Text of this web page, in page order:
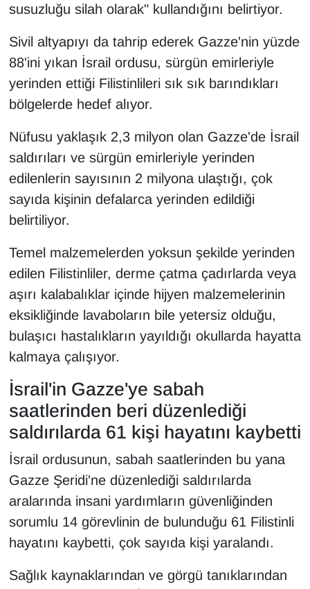
susuzluğu silah olarak" kullandığını belirtiyor.
Sivil altyapıyı da tahrip ederek Gazze'nin yüzde
88'ini yıkan İsrail ordusu, sürgün emirleriyle
yerinden ettiği Filistinlileri sık sık barındıkları
bölgelerde hedef alıyor.
Nüfusu yaklaşık 2,3 milyon olan Gazze'de İsrail
saldırıları ve sürgün emirleriyle yerinden
edilenlerin sayısının 2 milyona ulaştığı, çok
sayıda kişinin defalarca yerinden edildiği
belirtiliyor.
Temel malzemelerden yoksun şekilde yerinden
edilen Filistinliler, derme çatma çadırlarda veya
aşırı kalabalıklar içinde hijyen malzemelerinin
eksikliğinde lavaboların bile yetersiz olduğu,
bulaşıcı hastalıkların yayıldığı okullarda hayatta
kalmaya çalışıyor.
İsrail'in Gazze'ye sabah
saatlerinden beri düzenlediği
saldırılarda 61 kişi hayatını kaybetti
İsrail ordusunun, sabah saatlerinden bu yana
Gazze Şeridi'ne düzenlediği saldırılarda
aralarında insani yardımların güvenliğinden
sorumlu 14 görevlinin de bulunduğu 61 Filistinli
hayatını kaybetti, çok sayıda kişi yaralandı.
Sağlık kaynaklarından ve görgü tanıklarından
SİYASET
SPOR
TEBRİK
Turizm
VAN'DA SPOR
Vasıta
YAŞAM
YEREL